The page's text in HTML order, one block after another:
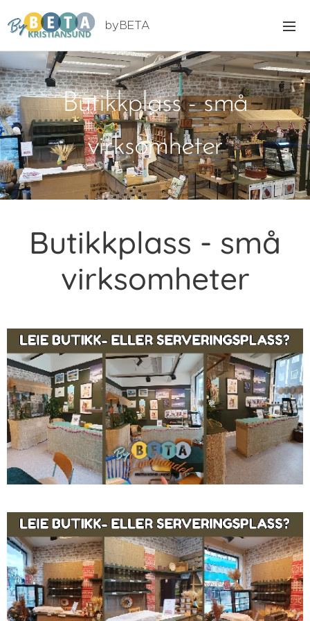
byBETA
Butikkplass - små
virksomheter
Butikkplass - små
virksomheter